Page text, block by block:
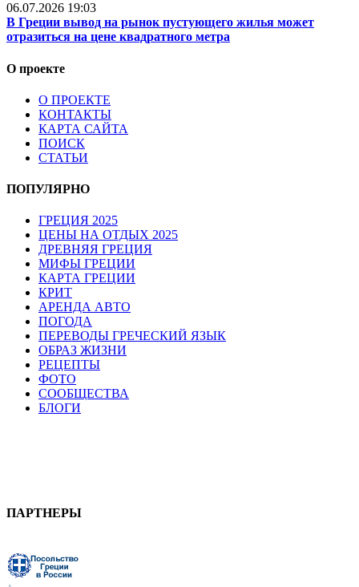
06.07.2026 19:03
В Греции вывод на рынок пустующего жилья может
отразиться на цене квадратного метра
О проекте
О ПРОЕКТЕ
КОНТАКТЫ
КАРТА САЙТА
ПОИСК
СТАТЬИ
ПОПУЛЯРНО
ГРЕЦИЯ 2025
ЦЕНЫ НА ОТДЫХ 2025
ДРЕВНЯЯ ГРЕЦИЯ
МИФЫ ГРЕЦИИ
КАРТА ГРЕЦИИ
КРИТ
АРЕНДА АВТО
ПОГОДА
ПЕРЕВОДЫ ГРЕЧЕСКИЙ ЯЗЫК
ОБРАЗ ЖИЗНИ
РЕЦЕПТЫ
ФОТО
СООБЩЕСТВА
БЛОГИ
ПАРТНЕРЫ